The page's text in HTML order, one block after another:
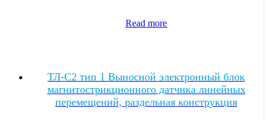
Read more
ТЛ-C2 тип 1 Выносной электронный блок
магнитострикционного датчика линейных
перемещений, раздельная конструкция